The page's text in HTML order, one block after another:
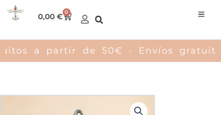
0,00 € 0
Carrito
a partir de 50€ · Envíos